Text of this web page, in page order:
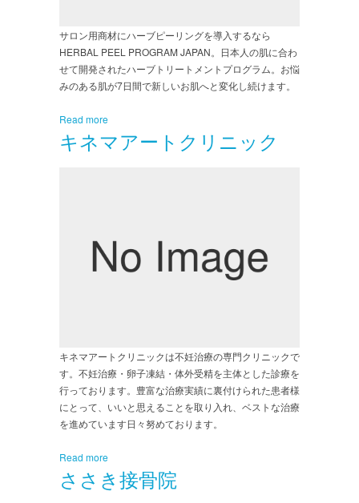
サロン用商材にハーブピーリングを導入するなら
HERBAL PEEL PROGRAM JAPAN。日本人の肌に合わ
せて開発されたハーブトリートメントプログラム。お悩
みのある肌が7日間で新しいお肌へと変化し続けます。
Read more
キネマアートクリニック
キネマアートクリニックは不妊治療の専門クリニックで
す。不妊治療・卵子凍結・体外受精を主体とした診療を
行っております。豊富な治療実績に裏付けられた患者様
にとって、いいと思えることを取り入れ、ベストな治療
を進めています日々努めております。
Read more
ささき接骨院